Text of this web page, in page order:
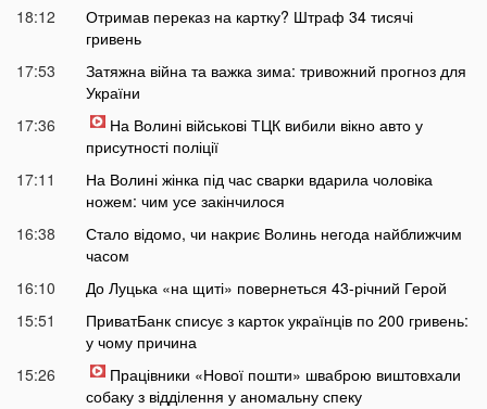
18:12
Отримав переказ на картку? Штраф 34 тисячі
гривень
17:53
Затяжна війна та важка зима: тривожний прогноз для
України
17:36
На Волині військові ТЦК вибили вікно авто у
присутності поліції
17:11
На Волині жінка під час сварки вдарила чоловіка
ножем: чим усе закінчилося
16:38
Стало відомо, чи накриє Волинь негода найближчим
часом
16:10
До Луцька «на щиті» повернеться 43-річний Герой
15:51
ПриватБанк списує з карток українців по 200 гривень:
у чому причина
15:26
Працівники «Нової пошти» шваброю виштовхали
собаку з відділення у аномальну спеку